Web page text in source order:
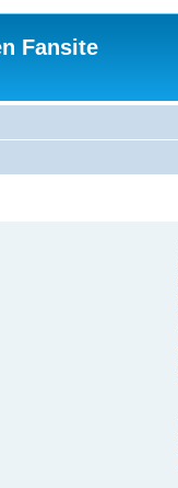
Fansite